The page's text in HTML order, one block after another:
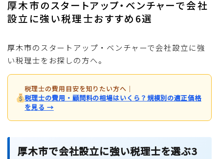
厚木市のスタートアップ・ベンチャーで会社
設立に強い税理士おすすめ6選
厚木市のスタートアップ・ベンチャーで会社設立に強
い税理士をお探しの方へ。
税理士の費用目安を知りたい方へ ｜
税理士の費用・顧問料の相場はいくら？規模別の適正価格
を見る →
厚木市で会社設立に強い税理士を選ぶ3